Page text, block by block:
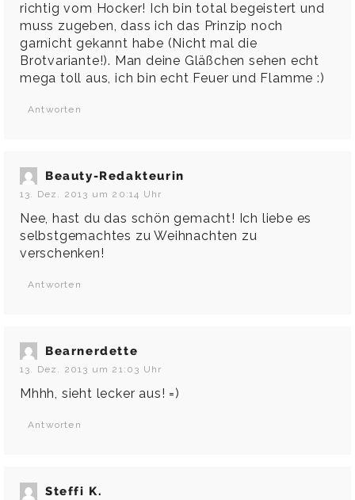
richtig vom Hocker! Ich bin total begeistert und
muss zugeben, dass ich das Prinzip noch
garnicht gekannt habe (Nicht mal die
Brotvariante!). Man deine Gläßchen sehen echt
mega toll aus, ich bin echt Feuer und Flamme :)
Antworten
Beauty-Redakteurin
13. Dez. 2013 um 20:14 Uhr
Nee, hast du das schön gemacht! Ich liebe es
selbstgemachtes zu Weihnachten zu
verschenken!
Antworten
Bearnerdette
13. Dez. 2013 um 21:03 Uhr
Mhhh, sieht lecker aus! =)
Antworten
Steffi K.